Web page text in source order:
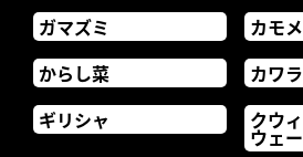
ガマズミ
カモメ
からし菜
カワ
ギリシャ
クウ
ウェ